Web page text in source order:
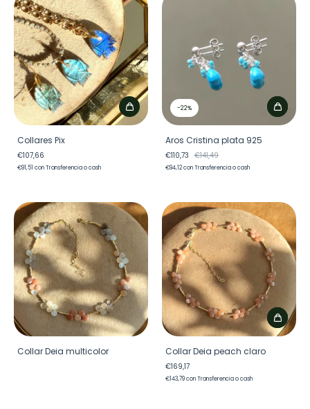
Collares Pix
€107,66
€91,51 conTransferencia o cash
-22%
Aros Cristina plata 925
€110,73 €141,49
€94,12conTransferencia o cash
Collar Deia multicolor Collar Deia peach claro
€169,17
€143,79conTransferencia o cash